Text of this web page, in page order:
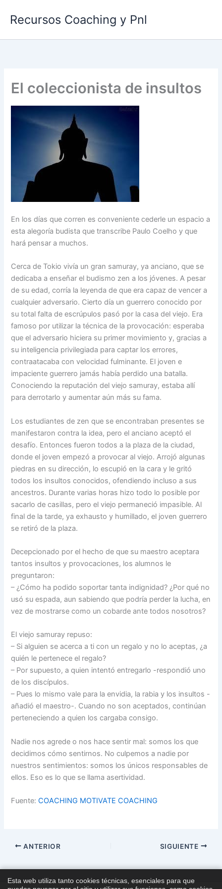
Recursos Coaching y Pnl
El coleccionista de insultos
En los días que corren es conveniente cederle un espacio a
esta alegoría budista que transcribe Paulo Coelho y que
hará pensar a muchos.
Cerca de Tokio vivía un gran samuray, ya anciano, que se
dedicaba a enseñar el budismo zen a los jóvenes. A pesar
de su edad, corría la leyenda de que era capaz de vencer a
cualquier adversario. Cierto día un guerrero conocido por
su total falta de escrúpulos pasó por la casa del viejo. Era
famoso por utilizar la técnica de la provocación: esperaba
que el adversario hiciera su primer movimiento y, gracias a
su inteligencia privilegiada para captar los errores,
contraatacaba con velocidad fulminante. El joven e
impaciente guerrero jamás había perdido una batalla.
Conociendo la reputación del viejo samuray, estaba allí
para derrotarlo y aumentar aún más su fama.
Los estudiantes de zen que se encontraban presentes se
manifestaron contra la idea, pero el anciano aceptó el
desafío. Entonces fueron todos a la plaza de la ciudad,
donde el joven empezó a provocar al viejo. Arrojó algunas
piedras en su dirección, lo escupió en la cara y le gritó
todos los insultos conocidos, ofendiendo incluso a sus
ancestros. Durante varias horas hizo todo lo posible por
sacarlo de casillas, pero el viejo permaneció impasible. Al
final de la tarde, ya exhausto y humillado, el joven guerrero
se retiró de la plaza.
Decepcionado por el hecho de que su maestro aceptara
tantos insultos y provocaciones, los alumnos le
preguntaron:
– ¿Cómo ha podido soportar tanta indignidad? ¿Por qué no
usó su espada, aun sabiendo que podría perder la lucha, en
vez de mostrarse como un cobarde ante todos nosotros?
El viejo samuray repuso:
– Si alguien se acerca a ti con un regalo y no lo aceptas, ¿a
quién le pertenece el regalo?
– Por supuesto, a quien intentó entregarlo -respondió uno
de los discípulos.
– Pues lo mismo vale para la envidia, la rabia y los insultos -
añadió el maestro-. Cuando no son aceptados, continúan
perteneciendo a quien los cargaba consigo.
Nadie nos agrede o nos hace sentir mal: somos los que
decidimos cómo sentirnos. No culpemos a nadie por
nuestros sentimientos: somos los únicos responsables de
ellos. Eso es lo que se llama asertividad.
Fuente:COACHING MOTIVATE COACHING
ANTERIOR SIGUIENTE
Esta web utiliza tanto cookies técnicas, esenciales para que